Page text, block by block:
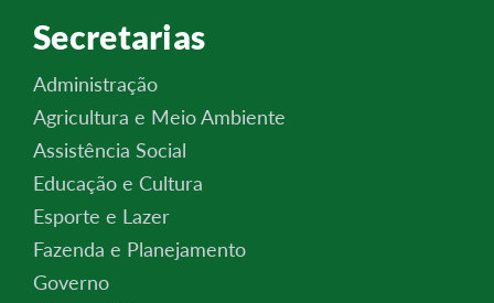
Secretarias
Administração
Agricultura e Meio Ambiente
Assistência Social
Educação e Cultura
Esporte e Lazer
Fazenda e Planejamento
Governo